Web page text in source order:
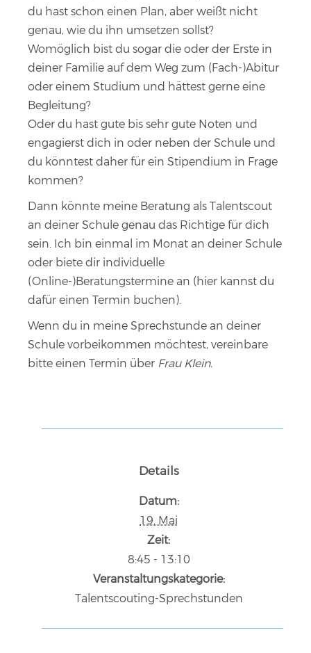
du hast schon einen Plan, aber weißt nicht
genau, wie du ihn umsetzen sollst?
Womöglich bist du sogar die oder der Erste in
deiner Familie auf dem Weg zum (Fach-)Abitur
oder einem Studium und hättest gerne eine
Begleitung?
Oder du hast gute bis sehr gute Noten und
engagierst dich in oder neben der Schule und
du könntest daher für ein Stipendium in Frage
kommen?
Dann könnte meine Beratung als Talentscout
an deiner Schule genau das Richtige für dich
sein. Ich bin einmal im Monat an deiner Schule
oder biete dir individuelle
(Online-)Beratungstermine an (hier kannst du
dafür einen Termin buchen).
Wenn du in meine Sprechstunde an deiner
Schule vorbeikommen möchtest, vereinbare
bitte einen Termin über Frau Klein.
Details
Datum:
19. Mai
Zeit:
8:45 - 13:10
Veranstaltungskategorie:
Talentscouting-Sprechstunden